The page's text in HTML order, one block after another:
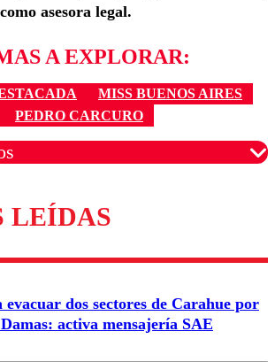
asesora legal.
A EXPLORAR:
MISS BUENOS AIRES
PEDRO CARCURO
son moderados para garantizar un
diálogo respetuoso.
LEÍDAS
evacuar dos sectores de Carahue por
activa mensajería SAE